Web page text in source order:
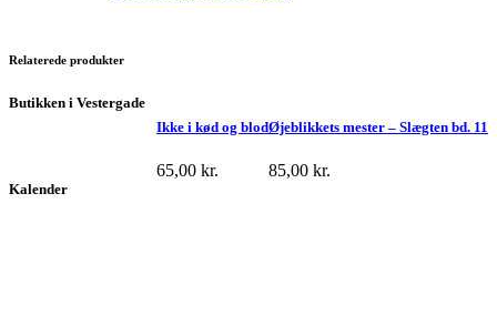
Relaterede produkter
Øjeblikkets mester – Slægten bd. 11
85,00 kr.
Ikke i kød og blod
65,00 kr.
Butikken i Vestergade
Kalender